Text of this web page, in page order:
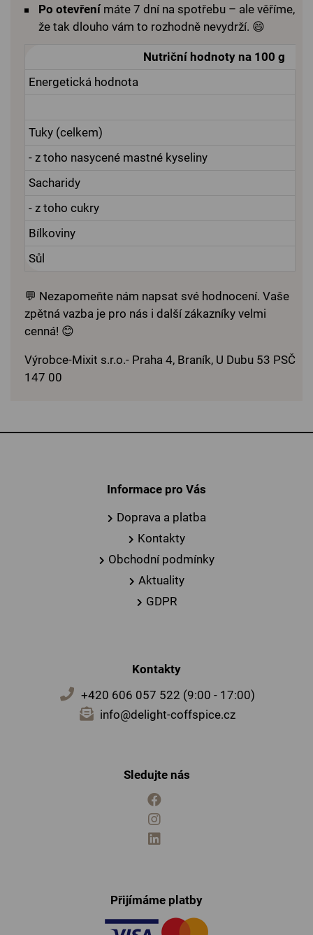
Po otevření máte 7 dní na spotřebu – ale věříme,
že tak dlouho vám to rozhodně nevydrží. 😄
Nutriční hodnoty na 100 g
Energetická hodnota
Tuky (celkem)
- z toho nasycené mastné kyseliny
Sacharidy
- z toho cukry
Bílkoviny
Sůl
💬 Nezapomeňte nám napsat své hodnocení. Vaše
zpětná vazba je pro nás i další zákazníky velmi
cenná! 😊
Výrobce-Mixit s.r.o.- Praha 4, Braník, U Dubu 53 PSČ
147 00
Informace pro Vás
Doprava a platba
Kontakty
Obchodní podmínky
Aktuality
GDPR
Kontakty
+420 606 057 522 (9:00 - 17:00)
info@delight-coffspice.cz
Sledujte nás
Přijímáme platby